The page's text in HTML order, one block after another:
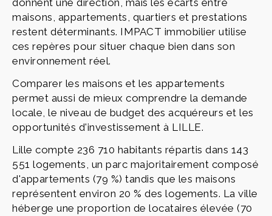
donnent une direction, mais les écarts entre
maisons, appartements, quartiers et prestations
restent déterminants. IMPACT immobilier utilise
ces repères pour situer chaque bien dans son
environnement réel.
Comparer les maisons et les appartements
permet aussi de mieux comprendre la demande
locale, le niveau de budget des acquéreurs et les
opportunités d'investissement à LILLE.
Lille compte 236 710 habitants répartis dans 143
551 logements, un parc majoritairement composé
d'appartements (79 %) tandis que les maisons
représentent environ 20 % des logements. La ville
héberge une proportion de locataires élevée (70